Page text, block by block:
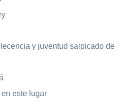
y juventud salpicado de
este lugar